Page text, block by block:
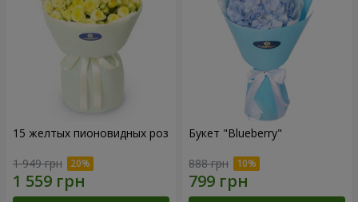
15 желтых пионовидных роз
1 949 грн
Букет "Blueberry"
888 грн